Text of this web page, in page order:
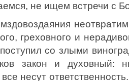
не ищем встречи с
греховного и
со злыми
закон и духовный:
несут